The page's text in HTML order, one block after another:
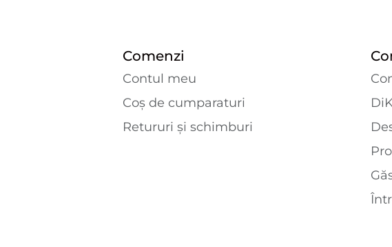
Comenzi
Contul meu
Coș de cumparaturi
Retururi și schimburi